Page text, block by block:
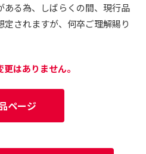
る為、しばらくの間、現行品
定されますが、何卒ご理解賜り
はありません。
ページ